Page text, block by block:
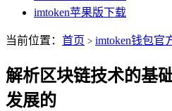
imtoken苹果版下载
当前位置： 首页 > imtoken钱包官
解析区块链技术的基
发展的